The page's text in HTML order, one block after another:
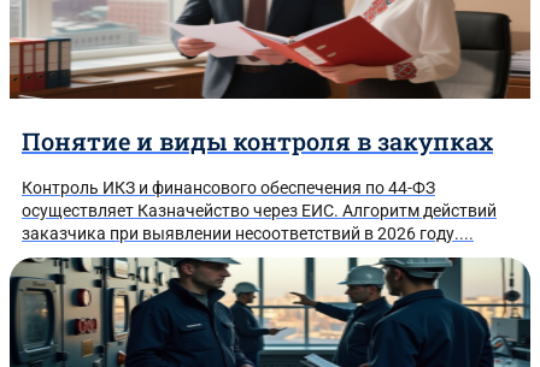
Понятие и виды контроля в закупках
Контроль ИКЗ и финансового обеспечения по 44-ФЗ
осуществляет Казначейство через ЕИС. Алгоритм действий
заказчика при выявлении несоответствий в 2026 году....